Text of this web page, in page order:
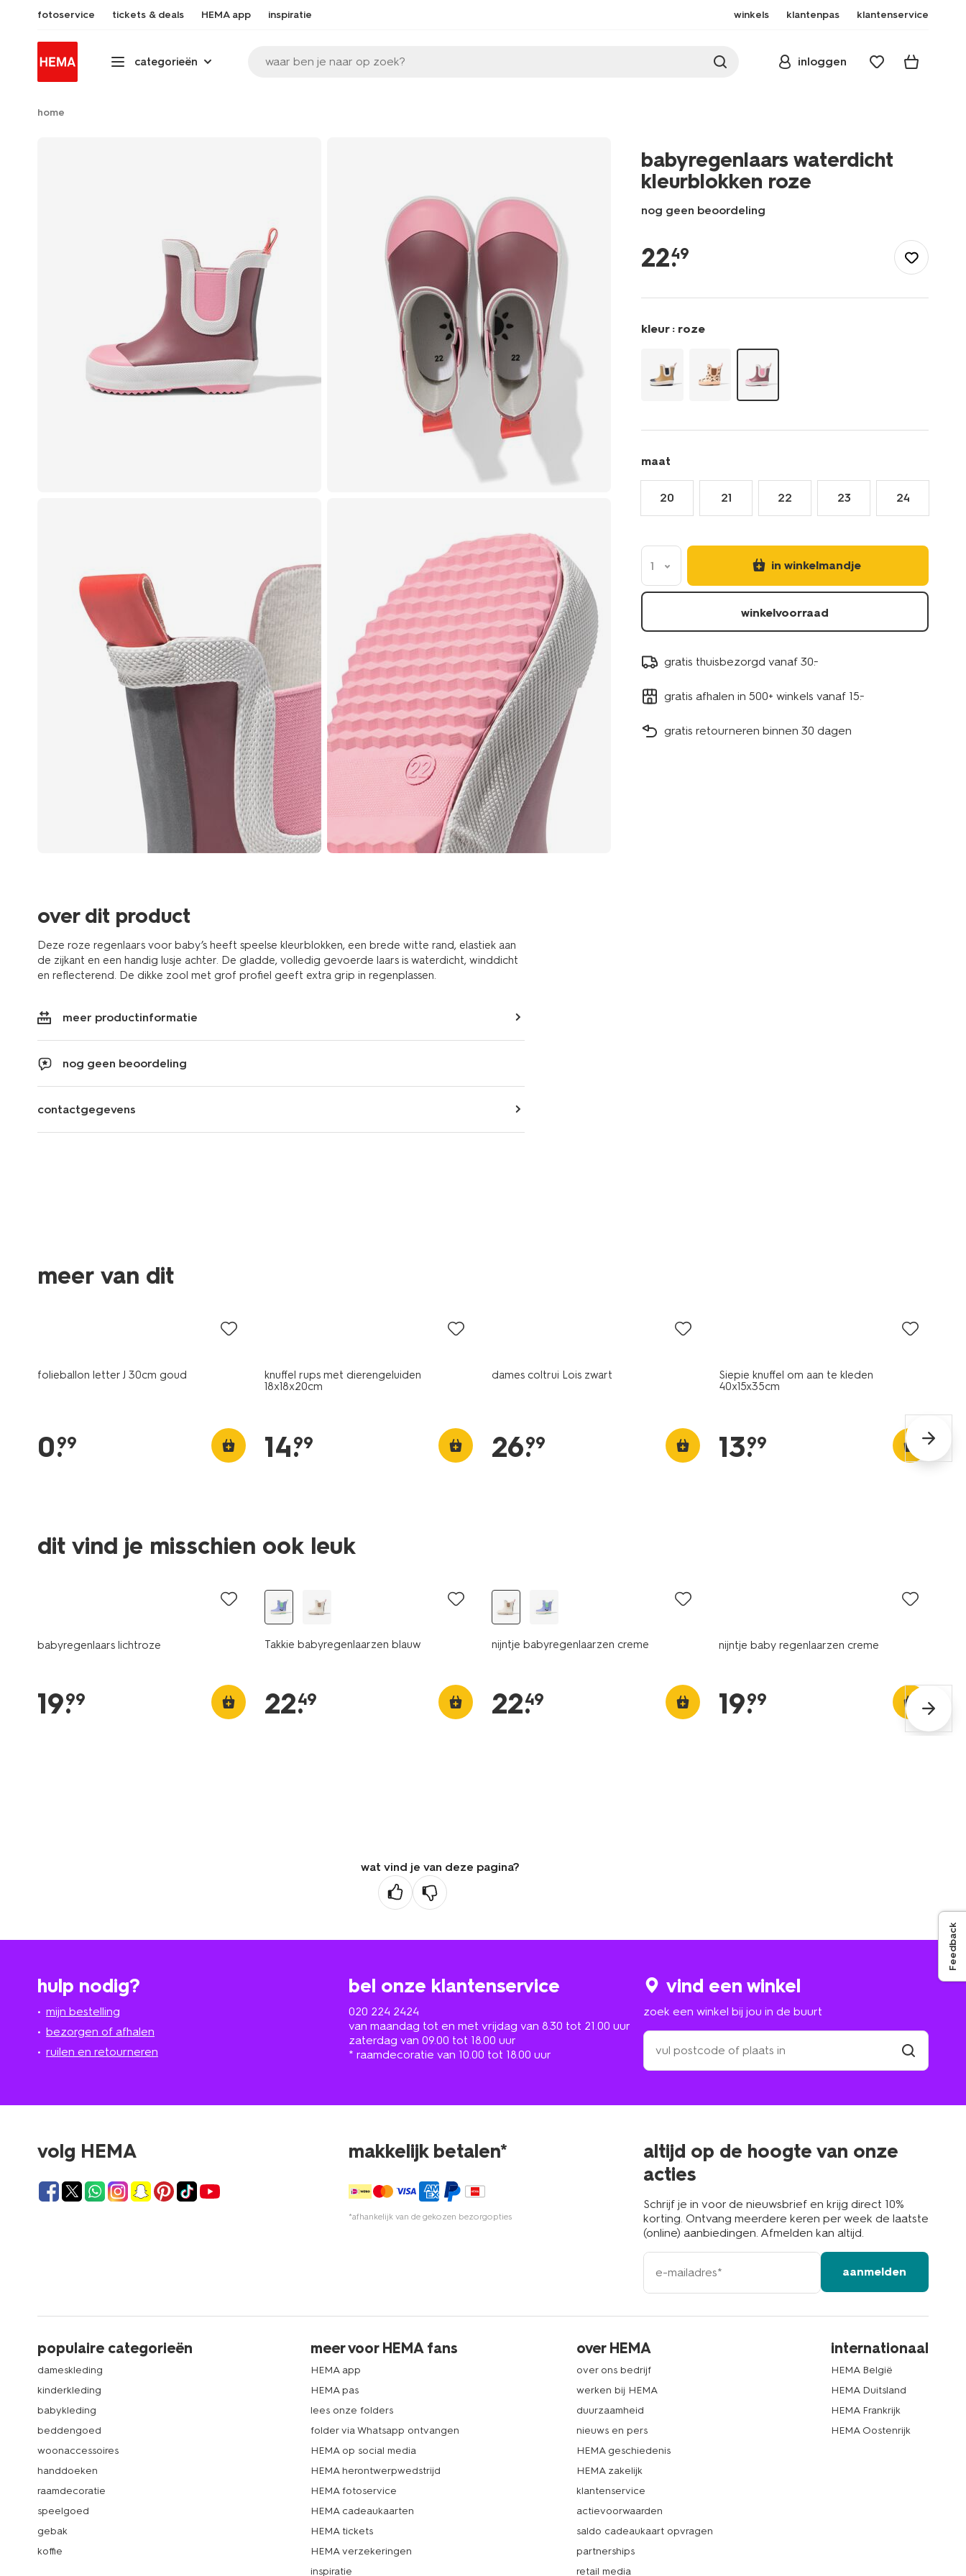
fotoservice tickets & deals HEMA app inspiratie winkels klantenpas klantenservice
categorieën waar ben je naar op zoek? inloggen
home
over dit product
Deze roze regenlaars voor baby’s heeft speelse kleurblokken, een brede witte rand, elastiek aan
de zijkant en een handig lusje achter. De gladde, volledig gevoerde laars is waterdicht, winddicht
en reflecterend. De dikke zool met grof profiel geeft extra grip in regenplassen.
meer productinformatie
nog geen beoordeling
contactgegevens
babyregenlaars waterdicht
kleurblokken roze
nog geen beoordeling
kleurblokken-
22.
49
kleur : roze
maat
20 21 22 23 24
1 in winkelmandje
winkelvoorraad
gratis thuisbezorgd vanaf 30.-
gratis afhalen in 500+ winkels vanaf 15.-
gratis retourneren binnen 30 dagen
meer van dit
folieballon letter J 30cm goud
0.
99
knuffel rups met dierengeluiden
18x18x20cm
14.
99
dames coltrui Lois zwart
26.
99
Siepie knuffel om aan te kleden
40x15x35cm
13.
99
dit vind je misschien ook leuk
babyregenlaars lichtroze
19.
99
Takkie babyregenlaarzen blauw
22.
49
nijntje babyregenlaarzen creme
22.
49
nijntje baby regenlaarzen creme
19.
99
wat vind je van deze pagina?
hulp nodig?
mijn bestelling
bezorgen of afhalen
ruilen en retourneren
bel onze klantenservice
020 224 2424
van maandag tot en met vrijdag van 8.30 tot 21.00 uur
zaterdag van 09.00 tot 18.00 uur
* raamdecoratie van 10.00 tot 18.00 uur
vind een winkel
zoek een winkel bij jou in de buurt
zoek
een
winkel
in
volg HEMA makkelijk betalen*
*afhankelijk van de gekozen bezorgopties
altijd op de hoogte van onze
acties
Schrijf je in voor de nieuwsbrief en krijg direct 10%
korting. Ontvang meerdere keren per week de laatste
(online) aanbiedingen. Afmelden kan altijd.
e-
mailadres
aanmelden
populaire categorieën
dameskleding
kinderkleding
babykleding
beddengoed
woonaccessoires
handdoeken
raamdecoratie
speelgoed
gebak
koffie
meer voor HEMA fans
HEMA app
HEMA pas
lees onze folders
folder via Whatsapp ontvangen
HEMA op social media
HEMA herontwerpwedstrijd
HEMA fotoservice
HEMA cadeaukaarten
HEMA tickets
HEMA verzekeringen
inspiratie
over HEMA
over ons bedrijf
werken bij HEMA
duurzaamheid
nieuws en pers
HEMA geschiedenis
HEMA zakelijk
klantenservice
actievoorwaarden
saldo cadeaukaart opvragen
partnerships
retail media
internationaal
HEMA België
HEMA Duitsland
HEMA Frankrijk
HEMA Oostenrijk
Feedback